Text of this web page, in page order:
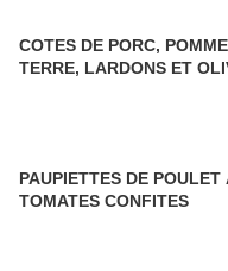
COTES DE PORC,
TERRE, LARDONS ET
PAUPIETTES DE POULET
TOMATES CONFITES